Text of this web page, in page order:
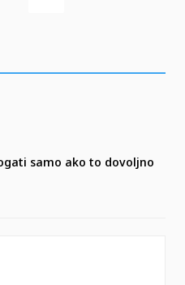
samo ako to dovoljno